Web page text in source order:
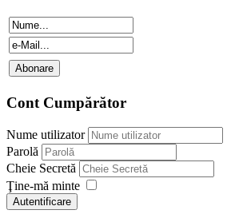
Cont Cumpărător
Nume utilizator
Parolă
Cheie Secretă
Ţine-mă minte
Autentificare